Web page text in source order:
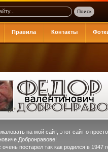
Правила Контакты
на мой сайт, этот сайт о
Добронравове!
очень постарел так как родился в